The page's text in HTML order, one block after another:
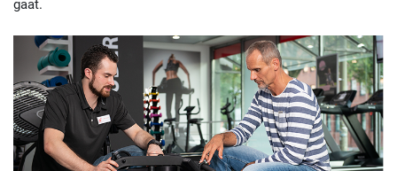
Fitshop in Essen
Frohnhauser Str. 65
45127 Essen
Vandaag tot 19:00
uur geopend
4,8 / 5(377)
gaat.